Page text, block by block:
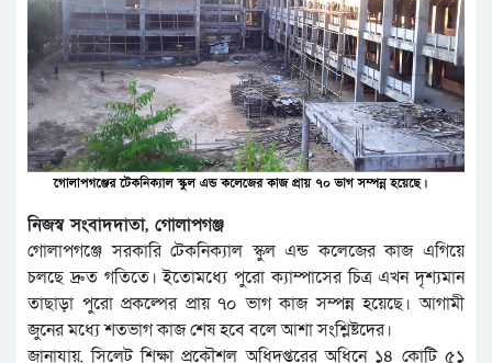
নিজস্ব সংবাদদাতা, গোলাপগঞ্জ
গোলাপগঞ্জে সরকারি টেকনিক্যাল স্কুল এন্ড কলেজের কাজ এগিয়ে
চলছে দ্রুত গতিতে। ইতোমধ্যে পুরো ক্যাম্পাসের চিত্র এখন দৃশ্যমান
তাছাড়া পুরো প্রকল্পের প্রায় ৭০ ভাগ কাজ সম্পন্ন হয়েছে। আগামী
জুনের মধ্যে শতভাগ কাজ শেষ হবে বলে আশা সংশ্লিষ্টদের।
জানাযায়, সিলেট শিক্ষা প্রকৌশল অধিদপ্তরের অধিনে ১৪ কোটি ৫১